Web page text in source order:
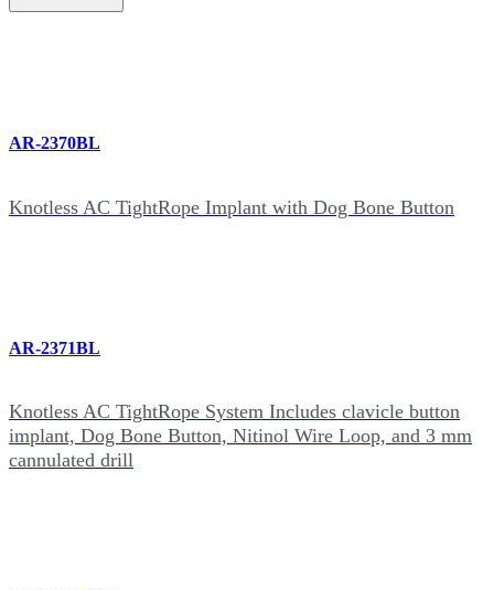
AR-2370BL
Knotless AC TightRope Implant with Dog Bone Button
AR-2371BL
Knotless AC TightRope System Includes clavicle button
implant, Dog Bone Button, Nitinol Wire Loop, and 3 mm
cannulated drill